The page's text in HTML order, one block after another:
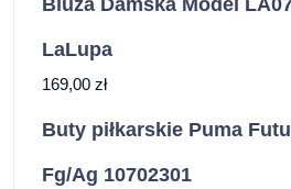
Bluza Damska Model
LaLupa
169,00 zł
Buty piłkarskie Puma
Fg/Ag 10702301